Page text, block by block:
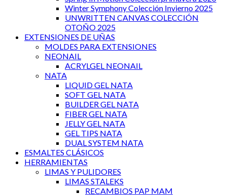
Winter Symphony Colección Invierno 2025
UNWRITTEN CANVAS COLECCIÓN
OTOÑO 2025
EXTENSIONES DE UÑAS
MOLDES PARA EXTENSIONES
NEONAIL
ACRYLGEL NEONAIL
NATA
LIQUID GEL NATA
SOFT GEL NATA
BUILDER GEL NATA
FIBER GEL NATA
JELLY GEL NATA
GEL TIPS NATA
DUAL SYSTEM NATA
ESMALTES CLÁSICOS
HERRAMIENTAS
LIMAS Y PULIDORES
LIMAS STALEKS
RECAMBIOS PAP MAM